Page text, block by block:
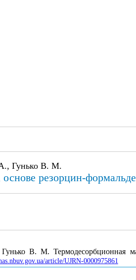
Гунько В. М.
резорцин-
В. М. Термодесорбционная
article/UJRN-0000975861